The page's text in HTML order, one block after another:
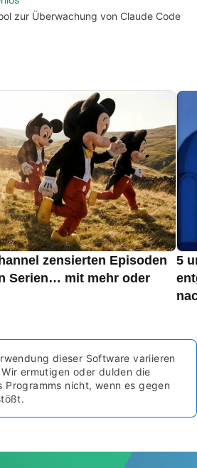
zur Überwachung von Claude Code
zensierten Episoden
Serien… mit mehr oder
5
dieser Software variieren
ermutigen oder dulden die
Programms nicht, wenn es gegen